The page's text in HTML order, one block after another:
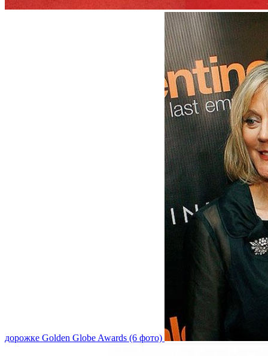
дорожке Golden Globe Awards (6 фото)